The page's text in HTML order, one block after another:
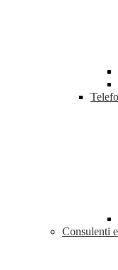
Consulenti